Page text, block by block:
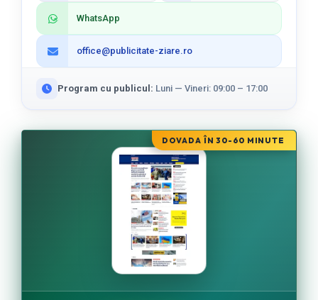
WhatsApp
office@publicitate-ziare.ro
Program cu publicul: Luni — Vineri: 09:00 – 17:00
DOVADA ÎN 30-60 MINUTE